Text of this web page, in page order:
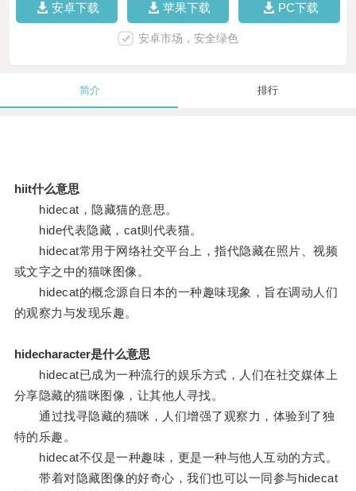
安卓下载 苹果下载 PC下载
安卓市场，安全绿色
简介 排行
hiit什么意思
hidecat，隐藏猫的意思。
hide代表隐藏，cat则代表猫。
hidecat常用于网络社交平台上，指代隐藏在照片、视频
或文字之中的猫咪图像。
hidecat的概念源自日本的一种趣味现象，旨在调动人们
的观察力与发现乐趣。
hidecharacter是什么意思
hidecat已成为一种流行的娱乐方式，人们在社交媒体上
分享隐藏的猫咪图像，让其他人寻找。
通过找寻隐藏的猫咪，人们增强了观察力，体验到了独
特的乐趣。
hidecat不仅是一种趣味，更是一种与他人互动的方式。
带着对隐藏图像的好奇心，我们也可以一同参与hidecat